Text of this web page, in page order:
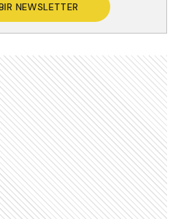
NEWSLETTER